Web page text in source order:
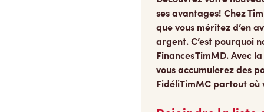
ses avantages! Chez
que vous méritez d’en
argent. C’est pourquoi
Finances TimMD. Avec
vous accumulerez des
FidéliTimMC partout où